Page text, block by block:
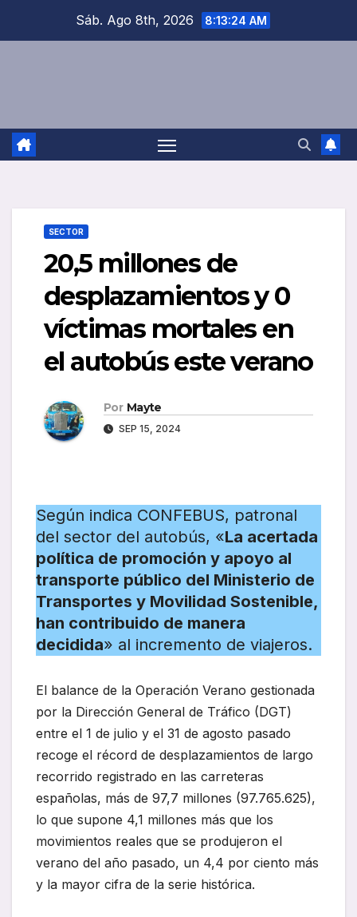
Sáb. Ago 8th, 2026 8:13:25 AM
SECTOR
20,5 millones de
desplazamientos y 0
víctimas mortales en
el autobús este verano
Por Mayte
SEP 15, 2024
Según indica CONFEBUS, patronal
del sector del autobús, «La acertada
política de promoción y apoyo al
transporte público del Ministerio de
Transportes y Movilidad Sostenible,
han contribuido de manera
decidida» al incremento de viajeros.
El balance de la Operación Verano gestionada
por la Dirección General de Tráfico (DGT)
entre el 1 de julio y el 31 de agosto pasado
recoge el récord de desplazamientos de largo
recorrido registrado en las carreteras
españolas, más de 97,7 millones (97.765.625),
lo que supone 4,1 millones más que los
movimientos reales que se produjeron el
verano del año pasado, un 4,4 por ciento más
y la mayor cifra de la serie histórica.